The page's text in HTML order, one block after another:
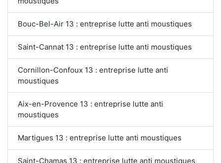
Bouc-Bel-Air 13 : entreprise lutte anti moustiques
Saint-Cannat 13 : entreprise lutte anti moustiques
Cornillon-Confoux 13 : entreprise lutte anti
moustiques
Aix-en-Provence 13 : entreprise lutte anti
moustiques
Martigues 13 : entreprise lutte anti moustiques
Saint-Chamas 13 : entreprise lutte anti moustiques